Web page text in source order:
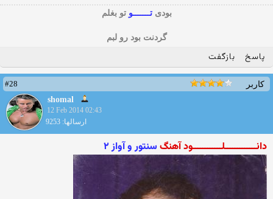
بودیتـــــــوتو بغلم
گردنت بود رو لبم
پاسخ بازگفت
کاربر
#28
shomal
12 Feb 2014 02:43
ارسالها: 9253
دانـــــــــــــلــــــــــــود آهنگ سنتور و آواز ۲